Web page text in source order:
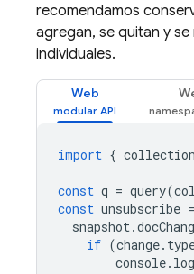
recomendamos
agregan, se quitan y
individuales.
Web
import { collection
const q = query(
const unsubscribe =
snapshot.
if (change.
console. log